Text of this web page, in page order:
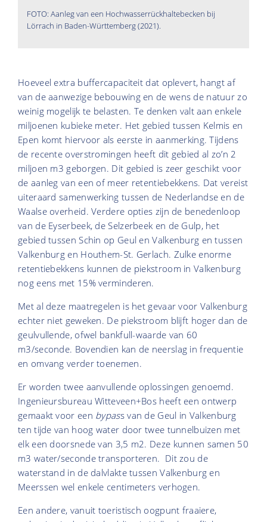
FOTO: Aanleg van een Hochwasserrückhaltebecken bij
Lörrach in Baden-Württemberg (2021).
Hoeveel extra buffercapaciteit dat oplevert, hangt af
van de aanwezige bebouwing en de wens de natuur zo
weinig mogelijk te belasten. Te denken valt aan enkele
miljoenen kubieke meter. Het gebied tussen Kelmis en
Epen komt hiervoor als eerste in aanmerking. Tijdens
de recente overstromingen heeft dit gebied al zo’n 2
miljoen m3 geborgen. Dit gebied is zeer geschikt voor
de aanleg van een of meer retentiebekkens. Dat vereist
uiteraard samenwerking tussen de Nederlandse en de
Waalse overheid. Verdere opties zijn de benedenloop
van de Eyserbeek, de Selzerbeek en de Gulp, het
gebied tussen Schin op Geul en Valkenburg en tussen
Valkenburg en Houthem-St. Gerlach. Zulke enorme
retentiebekkens kunnen de piekstroom in Valkenburg
nog eens met 15% verminderen.
Met al deze maatregelen is het gevaar voor Valkenburg
echter niet geweken. De piekstroom blijft hoger dan de
geulvullende, ofwel bankfull-waarde van 60
m3/seconde. Bovendien kan de neerslag in frequentie
en omvang verder toenemen.
Er worden twee aanvullende oplossingen genoemd.
Ingenieursbureau Witteveen+Bos heeft een ontwerp
gemaakt voor een bypass van de Geul in Valkenburg
ten tijde van hoog water door twee tunnelbuizen met
elk een doorsnede van 3,5 m2. Deze kunnen samen 50
m3 water/seconde transporteren. Dit zou de
waterstand in de dalvlakte tussen Valkenburg en
Meerssen wel enkele centimeters verhogen.
Een andere, vanuit toeristisch oogpunt fraaiere,